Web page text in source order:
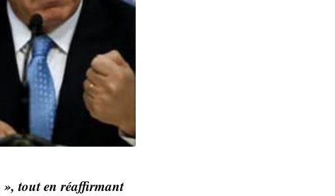
», tout en réaffirmant